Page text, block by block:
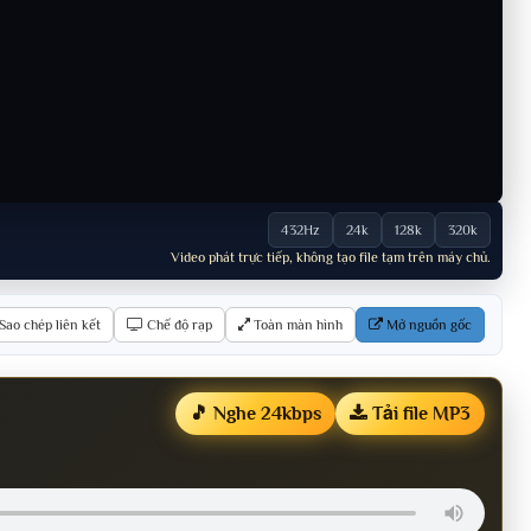
432Hz 24k 128k
320k
Video phát trực tiếp, không tạo file tạm trên máy chủ.
Sao chép liên kết Chế độ rạp Toàn màn hình Mở nguồn gốc
🎵 Nghe 24kbps Tải file MP3